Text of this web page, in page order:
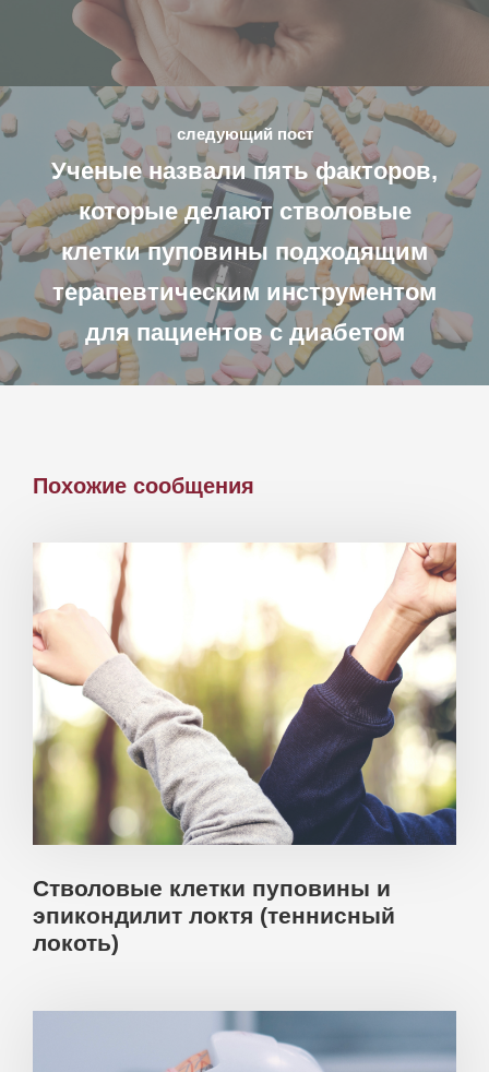
следующий пост
Ученые назвали пять факторов,
которые делают стволовые
клетки пуповины подходящим
терапевтическим инструментом
для пациентов с диабетом
Похожие сообщения
Стволовые клетки пуповины и
эпикондилит локтя (теннисный
локоть)